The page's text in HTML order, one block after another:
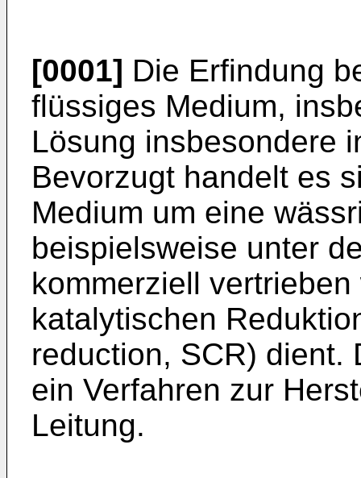
[0001] Die Erfindung
flüssiges Medium,
Lösung insbesondere
Bevorzugt handelt es
Medium um eine
beispielsweise unter
kommerziell
katalytischen
reduction, SCR) dient.
ein Verfahren zur
Leitung.